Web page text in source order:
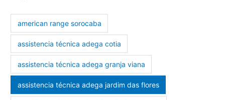
american range sorocaba
assistencia técnica adega cotia
assistencia técnica adega granja viana
assistencia técnica adega jardim das flores